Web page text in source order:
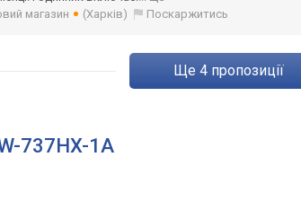
магазин (Харків) Поскаржитись
ще 4пропозиції
737HX-1A